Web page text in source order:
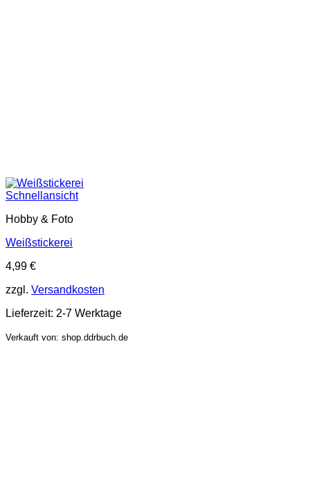
Schnellansicht
Hobby & Foto
Weißstickerei
4,99 €
zzgl. Versandkosten
Lieferzeit: 2-7 Werktage
Verkauft von: shop.ddrbuch.de